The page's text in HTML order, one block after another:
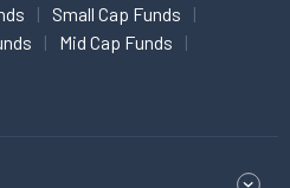
Small Cap Funds
Mid Cap Funds